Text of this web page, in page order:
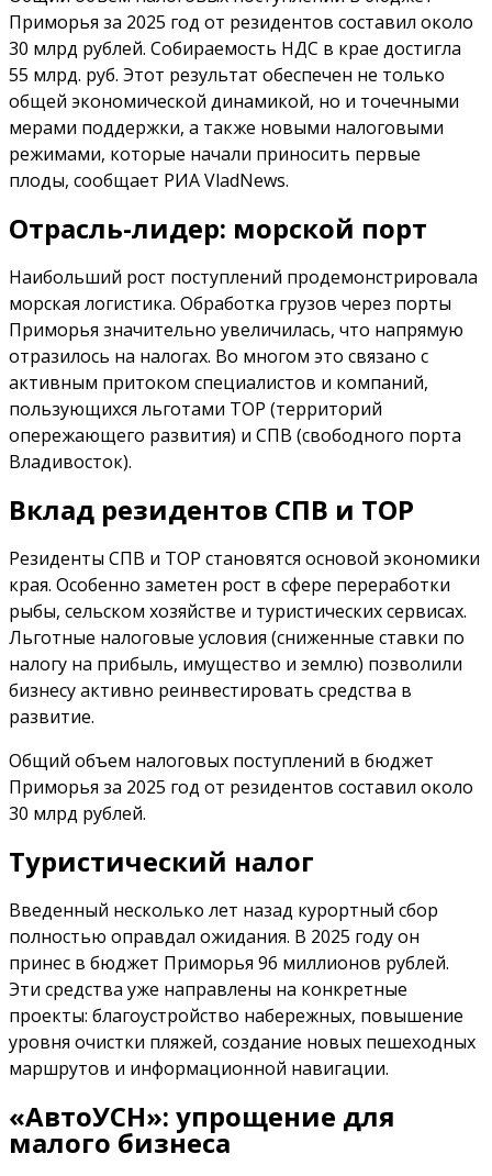
Приморья за 2025 год от резидентов составил около
30 млрд рублей. Собираемость НДС в крае достигла
55 млрд. руб. Этот результат обеспечен не только
общей экономической динамикой, но и точечными
мерами поддержки, а также новыми налоговыми
режимами, которые начали приносить первые
плоды, сообщает РИА VladNews.
Отрасль-лидер: морской порт
Наибольший рост поступлений продемонстрировала
морская логистика. Обработка грузов через порты
Приморья значительно увеличилась, что напрямую
отразилось на налогах. Во многом это связано с
активным притоком специалистов и компаний,
пользующихся льготами ТОР (территорий
опережающего развития) и СПВ (свободного порта
Владивосток).
Вклад резидентов СПВ и ТОР
Резиденты СПВ и ТОР становятся основой экономики
края. Особенно заметен рост в сфере переработки
рыбы, сельском хозяйстве и туристических сервисах.
Льготные налоговые условия (сниженные ставки по
налогу на прибыль, имущество и землю) позволили
бизнесу активно реинвестировать средства в
развитие.
Общий объем налоговых поступлений в бюджет
Приморья за 2025 год от резидентов составил около
30 млрд рублей.
Туристический налог
Введенный несколько лет назад курортный сбор
полностью оправдал ожидания. В 2025 году он
принес в бюджет Приморья 96 миллионов рублей.
Эти средства уже направлены на конкретные
проекты: благоустройство набережных, повышение
уровня очистки пляжей, создание новых пешеходных
маршрутов и информационной навигации.
«АвтоУСН»: упрощение для
малого бизнеса